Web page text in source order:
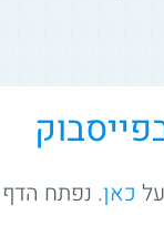
כאן. נפתח הדף